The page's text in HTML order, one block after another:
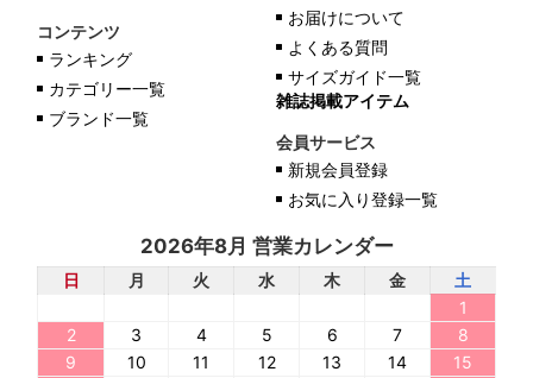
コンテンツ
ランキング
カテゴリー一覧
ブランド一覧
お届けについて
よくある質問
サイズガイド一覧
雑誌掲載アイテム
会員サービス
新規会員登録
お気に入り登録一覧
2026年8月 営業カレンダー
日 月 火 水 木 金
土
1
2
3 4 5 6 7
8
9
10 11 12 13 14
15